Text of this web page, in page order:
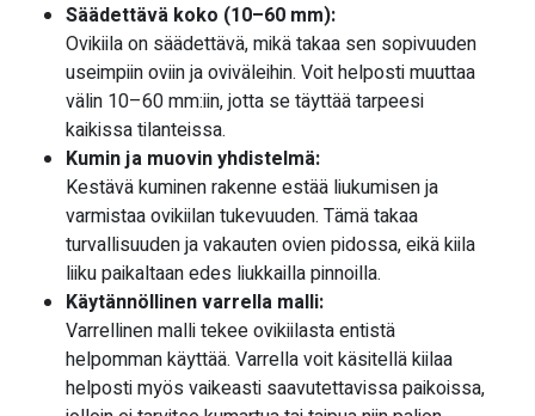
Säädettävä koko (10–60 mm):
Ovikiila on säädettävä, mikä takaa sen sopivuuden
useimpiin oviin ja oviväleihin. Voit helposti muuttaa
välin 10–60 mm:iin, jotta se täyttää tarpeesi
kaikissa tilanteissa.
Kumin ja muovin yhdistelmä:
Kestävä kuminen rakenne estää liukumisen ja
varmistaa ovikiilan tukevuuden. Tämä takaa
turvallisuuden ja vakauten ovien pidossa, eikä kiila
liiku paikaltaan edes liukkailla pinnoilla.
Käytännöllinen varrella malli:
Varrellinen malli tekee ovikiilasta entistä
helpomman käyttää. Varrella voit käsitellä kiilaa
helposti myös vaikeasti saavutettavissa paikoissa,